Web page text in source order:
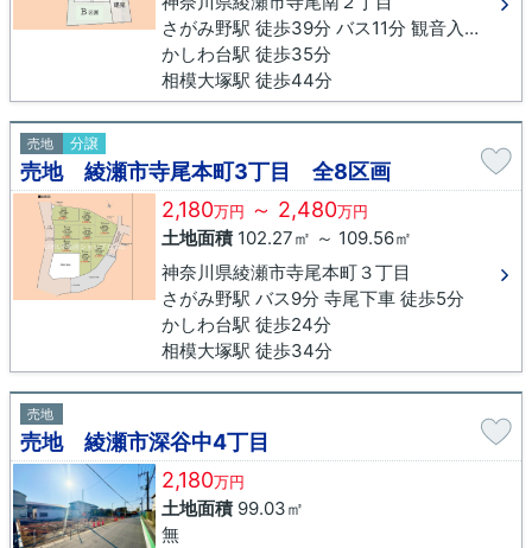
さがみ野駅 徒歩39分 バス11分 観音入口下車 徒歩5分
かしわ台駅 徒歩35分
相模大塚駅 徒歩44分
売地 分譲
売地 綾瀬市寺尾本町3丁目 全8区画
2,180万円 ～ 2,480万円
土地面積102.27㎡ ～ 109.56㎡
神奈川県綾瀬市寺尾本町３丁目
さがみ野駅 バス9分 寺尾下車 徒歩5分
かしわ台駅 徒歩24分
相模大塚駅 徒歩34分
売地
売地 綾瀬市深谷中4丁目
2,180万円
土地面積99.03㎡
無